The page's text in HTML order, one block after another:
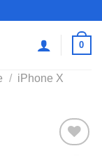
0
/ iPhone X